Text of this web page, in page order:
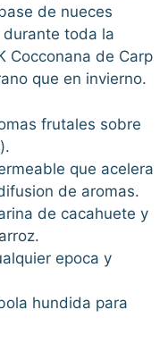
de nueces
toda la
Cocconana de Carp
que en invierno.
frutales sobre
que acelera
de aromas.
de cacahuete y
epoca y
hundida para